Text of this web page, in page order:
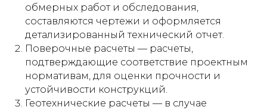
обмерных работ и обследования,
составляются чертежи и оформляется
детализированный технический отчет.
Поверочные расчеты — расчеты,
подтверждающие соответствие проектным
нормативам, для оценки прочности и
устойчивости конструкций.
Геотехнические расчеты — в случае